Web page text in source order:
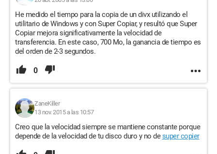
He medido el tiempo para la copia de un divx utilizando el
utilitario de Windows y con Super Copiar, y resultó que Super
Copiar mejora significativamente la velocidad de
transferencia. En este caso, 700 Mo, la ganancia de tiempo es
del orden de 2-3 segundos.
0
ZaneKiller
13 nov. 2015 a las 10:57
Creo que la velocidad siempre se mantiene constante porque
depende de la velocidad de tu disco duro y no desuper copier